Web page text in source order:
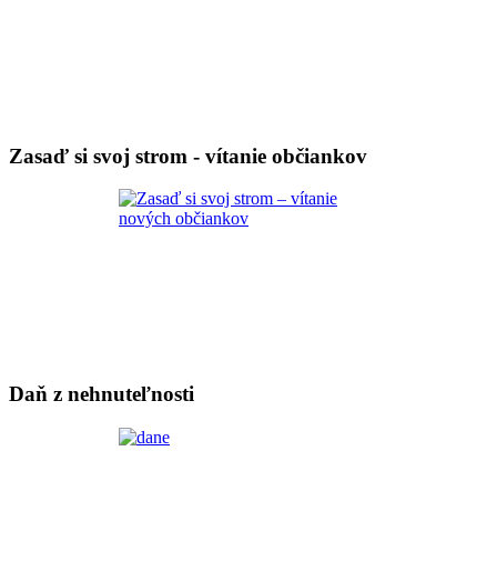
Zasaď si svoj strom - vítanie občiankov
Daň z nehnuteľnosti